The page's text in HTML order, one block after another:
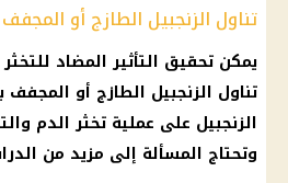
تناول الزنجبيل الطازج أو
يمكن تحقيق التأثير المضاد
تناول الزنجبيل الطازج أو المجفف
الزنجبيل على عملية تخثر الدم
وتحتاج المسألة إلى مزيد من